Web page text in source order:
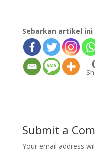
Sebarkan artikel ini
Submit a
Your email address